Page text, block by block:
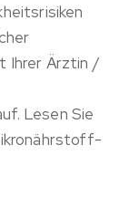
Ihrer Ärztin /
Lesen Sie